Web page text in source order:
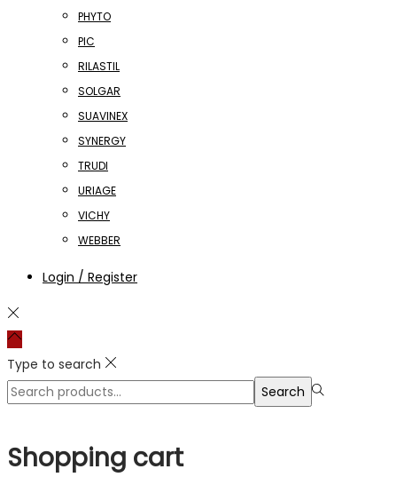
PHYTO
PIC
RILASTIL
SOLGAR
SUAVINEX
SYNERGY
TRUDI
URIAGE
VICHY
WEBBER
Login / Register
Type to search
Search
Search
Shopping cart